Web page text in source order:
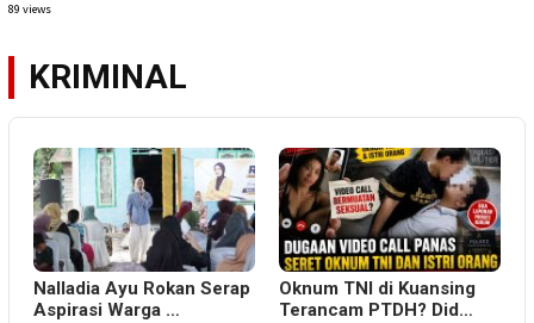
89 views
KRIMINAL
Nalladia Ayu Rokan Serap
Aspirasi Warga …
Oknum TNI di Kuansing
Terancam PTDH? Did…